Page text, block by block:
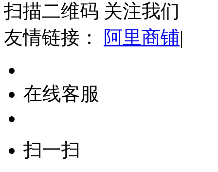
扫描二维码 关注我们
友情链接： 阿里商铺|
在线客服
扫一扫